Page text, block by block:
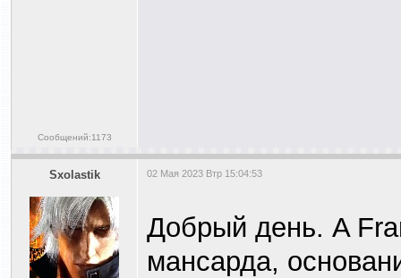
Сообщений:1173
Sxolastik 02 Мая 2023 Втр 15:04:53
Добрый день. A
мансарда,